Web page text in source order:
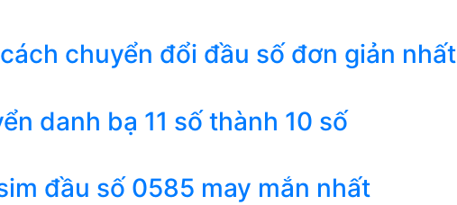
chuyển đổi đầu số đơn giản nhất
danh bạ 11 số thành 10 số
đầu số 0585 may mắn nhất